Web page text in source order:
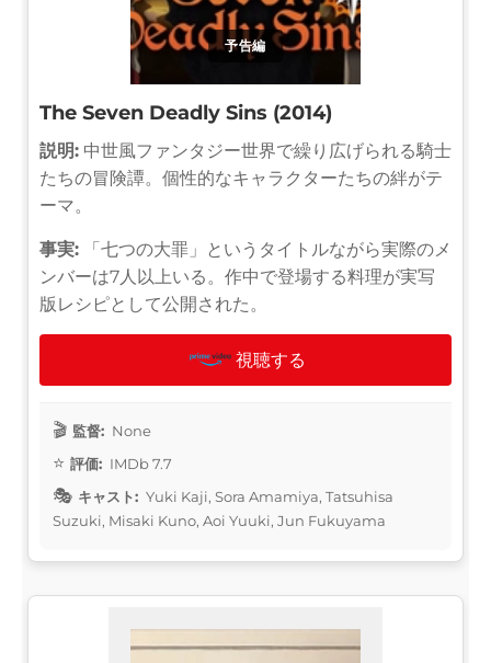
予告編
The Seven Deadly Sins (2014)
説明: 中世風ファンタジー世界で繰り広げられる騎士
たちの冒険譚。個性的なキャラクターたちの絆がテ
ーマ。
事実: 「七つの大罪」というタイトルながら実際のメ
ンバーは7人以上いる。作中で登場する料理が実写
版レシピとして公開された。
視聴する
監督: None
評価: IMDb 7.7
キャスト: Yuki Kaji, Sora Amamiya, Tatsuhisa
Suzuki, Misaki Kuno, Aoi Yuuki, Jun Fukuyama